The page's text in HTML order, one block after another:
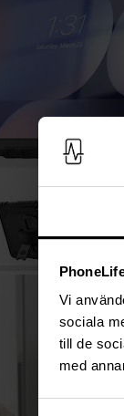
Vi
sociala
till de
med